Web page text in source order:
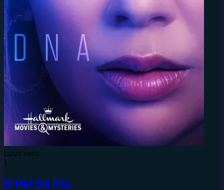
Lượt xem:
1
Bí Mật Gia Phả